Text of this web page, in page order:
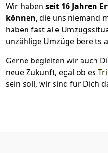
Wir haben seit 16 Jahren
können, die uns niemand
haben fast alle
unzählige Umzüge bereits
Gerne begleiten wir auch
neue Zukunft, egal ob es
sein soll, wir sind für Dich